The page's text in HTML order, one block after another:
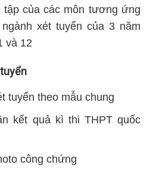
tập của các môn tương ứng
xét tuyển của 3 năm
và 12
tuyển theo mẫu chung
kết quả kì thi THPT quốc
công chứng